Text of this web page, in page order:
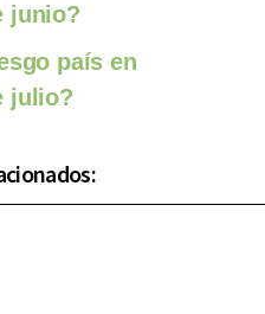
junio?
país en
julio?